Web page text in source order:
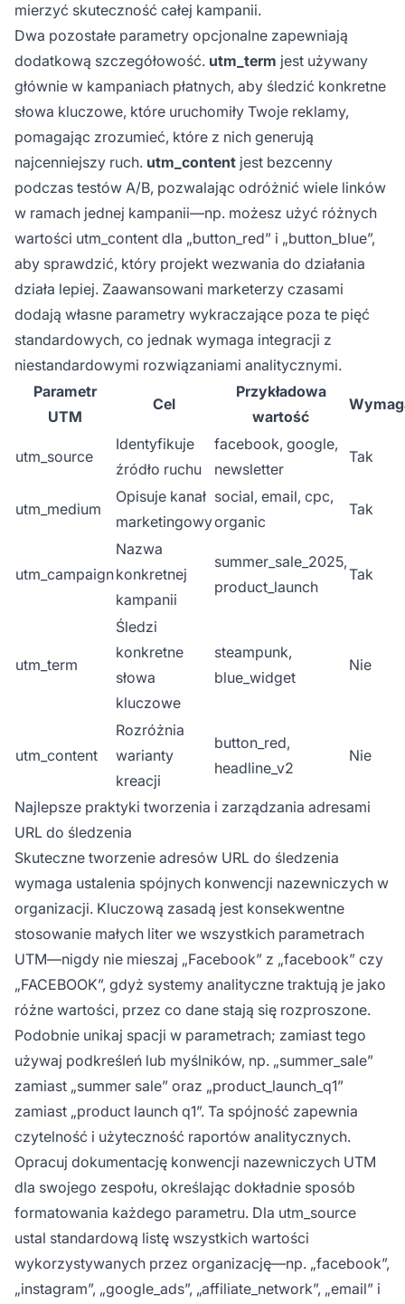
mierzyć skuteczność całej kampanii.
Dwa pozostałe parametry opcjonalne zapewniają
dodatkową szczegółowość. utm_term jest używany
głównie w kampaniach płatnych, aby śledzić konkretne
słowa kluczowe, które uruchomiły Twoje reklamy,
pomagając zrozumieć, które z nich generują
najcenniejszy ruch. utm_content jest bezcenny
podczas testów A/B, pozwalając odróżnić wiele linków
w ramach jednej kampanii—np. możesz użyć różnych
wartości utm_content dla „button_red” i „button_blue”,
aby sprawdzić, który projekt wezwania do działania
działa lepiej. Zaawansowani marketerzy czasami
dodają własne parametry wykraczające poza te pięć
standardowych, co jednak wymaga integracji z
niestandardowymi rozwiązaniami analitycznymi.
Parametr
UTM
Cel
Przykładowa
wartość
utm_source
Identyfikuje
źródło ruchu
facebook, google,
newsletter
Tak
utm_medium
Opisuje kanał
marketingowy
social, email, cpc,
organic
Tak
utm_campaign
Nazwa
konkretnej
kampanii
summer_sale_2025,
product_launch
Tak
utm_term
Śledzi
konkretne
słowa
kluczowe
steampunk,
blue_widget
Nie
utm_content
Rozróżnia
warianty
kreacji
button_red,
headline_v2
Nie
Najlepsze praktyki tworzenia i zarządzania adresami
URL do śledzenia
Skuteczne tworzenie adresów URL do śledzenia
wymaga ustalenia spójnych konwencji nazewniczych w
organizacji. Kluczową zasadą jest konsekwentne
stosowanie małych liter we wszystkich parametrach
UTM—nigdy nie mieszaj „Facebook” z „facebook” czy
„FACEBOOK”, gdyż systemy analityczne traktują je jako
różne wartości, przez co dane stają się rozproszone.
Podobnie unikaj spacji w parametrach; zamiast tego
używaj podkreśleń lub myślników, np. „summer_sale”
zamiast „summer sale” oraz „product_launch_q1”
zamiast „product launch q1”. Ta spójność zapewnia
czytelność i użyteczność raportów analitycznych.
Opracuj dokumentację konwencji nazewniczych UTM
dla swojego zespołu, określając dokładnie sposób
formatowania każdego parametru. Dla utm_source
ustal standardową listę wszystkich wartości
wykorzystywanych przez organizację—np. „facebook”,
„instagram”, „google_ads”, „affiliate_network”, „email” i